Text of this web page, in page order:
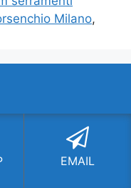
Milano,
qualità con
per
EMAIL